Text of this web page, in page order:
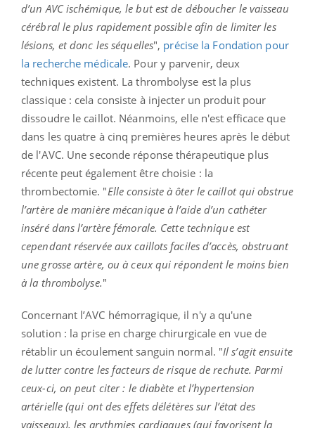
d’un AVC ischémique, le but est de déboucher le vaisseau
cérébral le plus rapidement possible afin de limiter les
lésions, et donc les séquelles", précise la Fondation pour
la recherche médicale. Pour y parvenir, deux
techniques existent. La thrombolyse est la plus
classique : cela consiste à injecter un produit pour
dissoudre le caillot. Néanmoins, elle n'est efficace que
dans les quatre à cinq premières heures après le début
de l'AVC. Une seconde réponse thérapeutique plus
récente peut également être choisie : la
thrombectomie. "Elle consiste à ôter le caillot qui obstrue
l’artère de manière mécanique à l’aide d’un cathéter
inséré dans l’artère fémorale. Cette technique est
cependant réservée aux caillots faciles d’accès, obstruant
une grosse artère, ou à ceux qui répondent le moins bien
à la thrombolyse."
Concernant l’AVC hémorragique, il n'y a qu'une
solution : la prise en charge chirurgicale en vue de
rétablir un écoulement sanguin normal. "Il s’agit ensuite
de lutter contre les facteurs de risque de rechute. Parmi
ceux-ci, on peut citer : le diabète et l’hypertension
artérielle (qui ont des effets délétères sur l’état des
vaisseaux), les arythmies cardiaques (qui favorisent la